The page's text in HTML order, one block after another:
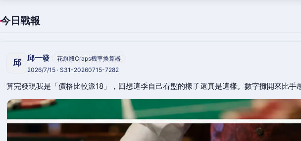
今日戰報
邱 邱一發
花旗骰Craps機率換算器
2026/7/15 · S31-20260715-7282
算完發現我是「價格比較派18」，回想這季自己看盤的樣子還真是這樣。數字攤開來比手